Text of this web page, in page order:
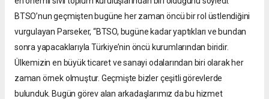
BTSO’nun geçmişten bugüne her zaman öncü bir rol üstlendiğini
vurgulayan Parseker, “BTSO, bugüne kadar yaptıkları ve bundan
sonra yapacaklarıyla Türkiye’nin öncü kurumlarından biridir.
Ülkemizin en büyük ticaret ve sanayi odalarından biri olarak her
zaman örnek olmuştur. Geçmişte bizler çeşitli görevlerde
bulunduk. Bugün görev alan arkadaşlarımız da bu hizmet